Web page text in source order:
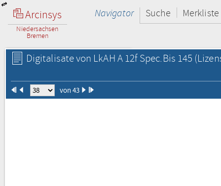
Arcinsys
Niedersachsen
Bremen
Navigator Suche Merkliste
Digitalisate von LkAH A 12f Spec.Bis 145
von 43